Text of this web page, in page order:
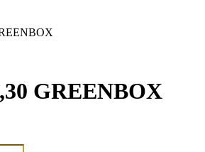
GREENBOX